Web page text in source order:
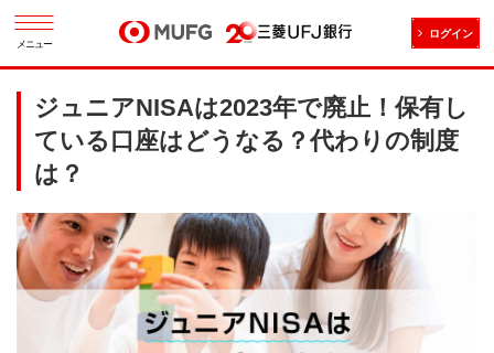
メニュー
ログイン
ジュニアNISAは2023年で廃止！保有し
ている口座はどうなる？代わりの制度
は？